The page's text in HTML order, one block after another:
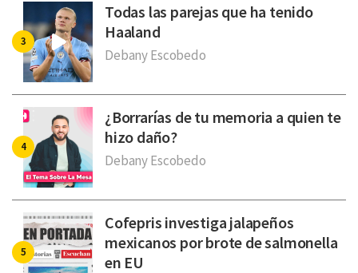
Todas las parejas que ha tenido
Haaland
Debany Escobedo
¿Borrarías de tu memoria a quien te
hizo daño?
Debany Escobedo
Cofepris investiga jalapeños
mexicanos por brote de salmonella
en EU